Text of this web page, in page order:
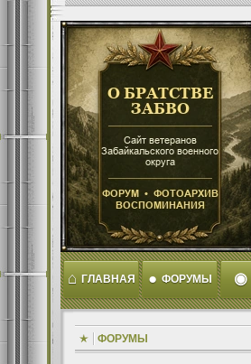
⌂ ГЛАВНАЯ ● ФОРУМЫ ◉
ФОРУМЫ